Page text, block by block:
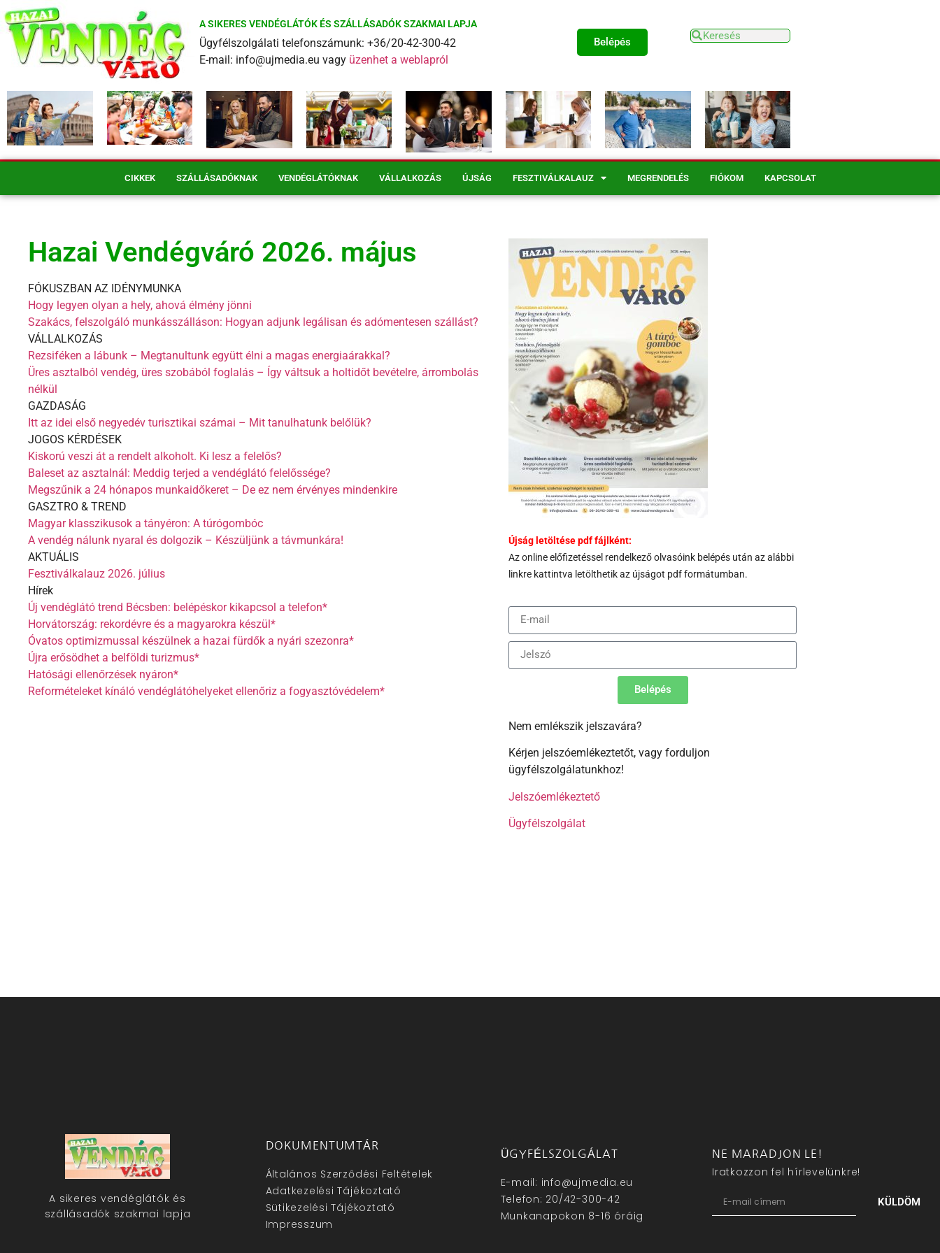
A SIKERES VENDÉGLÁTÓK ÉS SZÁLLÁSADÓK SZAKMAI LAPJA
Ügyfélszolgálati telefonszámunk: +36/20-42-300-42
E-mail: info@ujmedia.eu vagy üzenhet a weblapról
Belépés
CIKKEK SZÁLLÁSADÓKNAK VENDÉGLÁTÓKNAK VÁLLALKOZÁS ÚJSÁG FESZTIVÁLKALAUZ MEGRENDELÉS FIÓKOM KAPCSOLAT
Hazai Vendégváró 2026. május
FÓKUSZBAN AZ IDÉNYMUNKA
Hogy legyen olyan a hely, ahová élmény jönni
Szakács, felszolgáló munkásszálláson: Hogyan adjunk legálisan és adómentesen szállást?
VÁLLALKOZÁS
Rezsiféken a lábunk – Megtanultunk együtt élni a magas energiaárakkal?
Üres asztalból vendég, üres szobából foglalás – Így váltsuk a holtidőt bevételre, árrombolás
nélkül
GAZDASÁG
Itt az idei első negyedév turisztikai számai – Mit tanulhatunk belőlük?
JOGOS KÉRDÉSEK
Kiskorú veszi át a rendelt alkoholt. Ki lesz a felelős?
Baleset az asztalnál: Meddig terjed a vendéglátó felelőssége?
Megszűnik a 24 hónapos munkaidőkeret – De ez nem érvényes mindenkire
GASZTRO & TREND
Magyar klasszikusok a tányéron: A túrógombóc
A vendég nálunk nyaral és dolgozik – Készüljünk a távmunkára!
AKTUÁLIS
Fesztiválkalauz 2026. július
Hírek
Új vendéglátó trend Bécsben: belépéskor kikapcsol a telefon*
Horvátország: rekordévre és a magyarokra készül*
Óvatos optimizmussal készülnek a hazai fürdők a nyári szezonra*
Újra erősödhet a belföldi turizmus*
Hatósági ellenőrzések nyáron*
Reformételeket kínáló vendéglátóhelyeket ellenőriz a fogyasztóvédelem*
Újság letöltése pdf fájlként:
Azonline előfizetéssel rendelkező olvasóink belépés után az alábbi
linkre kattintva letölthetik az újságot pdf formátumban.
Belépés
Nem emlékszik jelszavára?
Kérjen jelszóemlékeztetőt, vagy forduljon
ügyfélszolgálatunkhoz!
Jelszóemlékeztető
Ügyfélszolgálat
A sikeres vendéglátók és
szállásadók szakmai lapja
DOKUMENTUMTÁR
Általános Szerződési Feltételek
Adatkezelési Tájékoztató
Sütikezelési Tájékoztató
Impresszum
ÜGYFÉLSZOLGÁLAT
E-mail: info@ujmedia.eu
Telefon: 20/42-300-42
Munkanapokon 8-16 óráig
NE MARADJON LE!
Iratkozzon fel hírlevelünkre!
KÜLDÖM